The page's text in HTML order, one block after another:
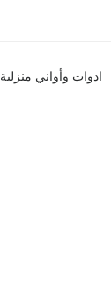
ادوات وأواني منزلية